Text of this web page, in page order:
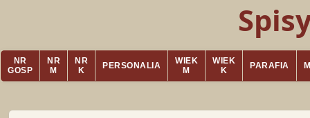
NR
GOSP
NR
M
NR
K
PERSONALIA
WIEK
M
WIEK
K
PARAFIA